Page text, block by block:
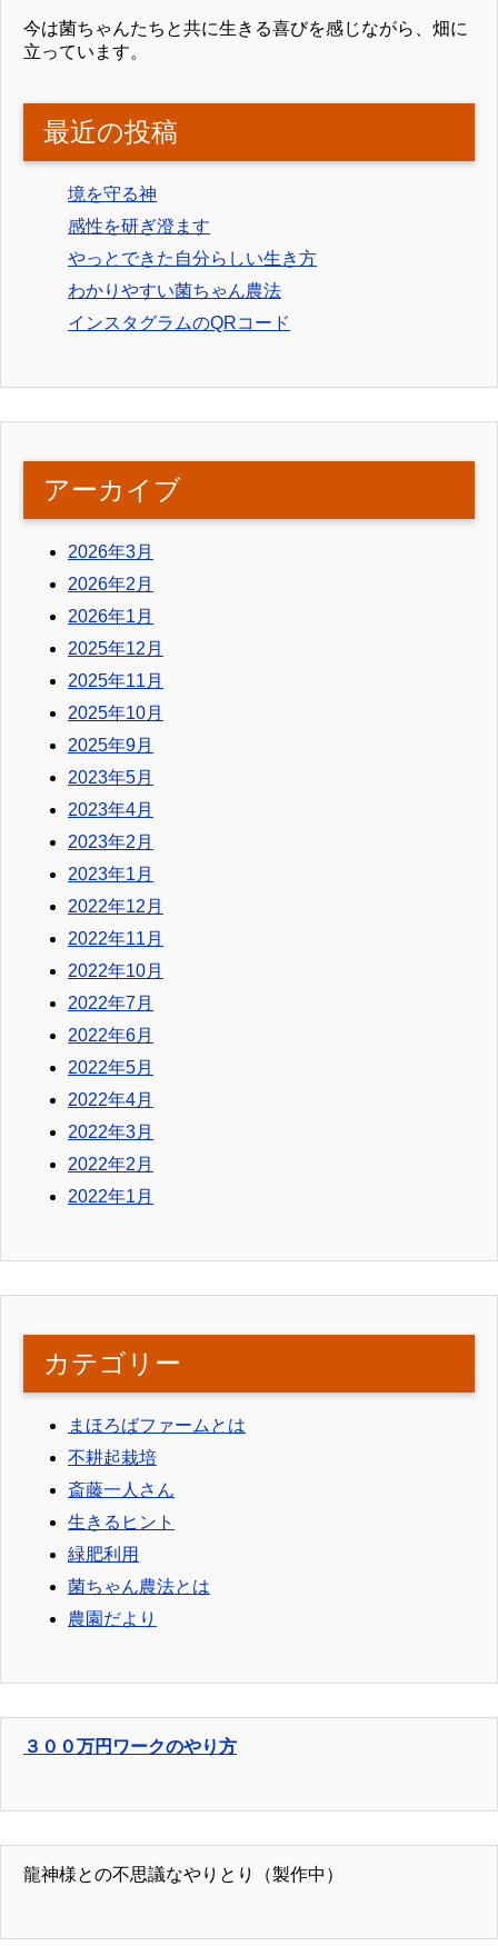
今は菌ちゃんたちと共に生きる喜びを感じながら、畑に
立っています。
最近の投稿
境を守る神
感性を研ぎ澄ます
やっとできた自分らしい生き方
わかりやすい菌ちゃん農法
インスタグラムのQRコード
アーカイブ
2026年3月
2026年2月
2026年1月
2025年12月
2025年11月
2025年10月
2025年9月
2023年5月
2023年4月
2023年2月
2023年1月
2022年12月
2022年11月
2022年10月
2022年7月
2022年6月
2022年5月
2022年4月
2022年3月
2022年2月
2022年1月
カテゴリー
まほろばファームとは
不耕起栽培
斎藤一人さん
生きるヒント
緑肥利用
菌ちゃん農法とは
農園だより
３００万円ワークのやり方
龍神様との不思議なやりとり（製作中）